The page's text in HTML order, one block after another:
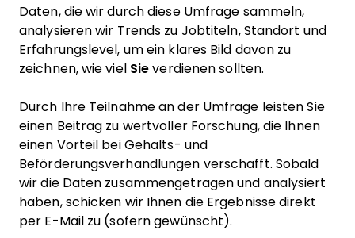
Daten, die wir durch diese Umfrage sammeln,
analysieren wir Trends zu Jobtiteln, Standort und
Erfahrungslevel, um ein klares Bild davon zu
zeichnen, wie viel Sieverdienen sollten.
Durch Ihre Teilnahme an der Umfrage leisten Sie
einen Beitrag zu wertvoller Forschung, die Ihnen
einen Vorteil bei Gehalts- und
Beförderungsverhandlungen verschafft. Sobald
wir die Daten zusammengetragen und analysiert
haben, schicken wir Ihnen die Ergebnisse direkt
per E-Mail zu (sofern gewünscht).